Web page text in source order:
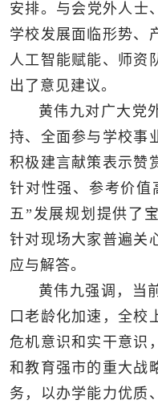
安排。与会党外人士
学校发展面临形势、
人工智能赋能、师资
出了意见建议。
黄伟九对广大党
持、全面参与学校事
积极建言献策表示赞
针对性强、参考价值
五”发展规划提供了
针对现场大家普遍关
应与解答。
黄伟九强调，当
口老龄化加速，全校
危机意识和实干意识
和教育强市的重大战
务，以办学能力优质